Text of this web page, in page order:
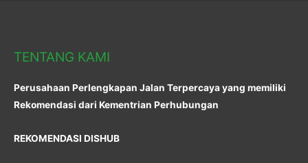
TENTANG KAMI
Perusahaan Perlengkapan Jalan Terpercaya yang memiliki
Rekomendasi dari Kementrian Perhubungan
REKOMENDASI DISHUB